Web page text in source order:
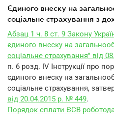
єдиного внеску на загальнообов'язкове державне
соціальне страхування з
Абзац 1 ч. 8 ст. 9 Закону
єдиного внеску на
соціальне страхування" від
п. 6 розд. IV Інструкції про
єдиного внеску на
соціальне страхування,
від 20.04.2015 р. № 449.
Порядок сплати ЄСВ